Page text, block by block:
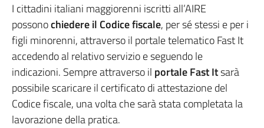
I cittadini italiani maggiorenni iscritti all’AIRE
possonochiedereil Codice fiscale, per sé stessi e per i
figli minorenni, attraverso il portale telematico Fast It
accedendo al relativo servizio e seguendo le
indicazioni. Sempre attraverso il portale Fast Itsarà
possibile scaricare il certificato di attestazione del
Codice fiscale, una volta che sarà stata completata la
lavorazione della pratica.